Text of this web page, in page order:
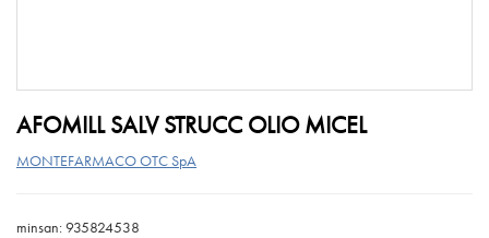
AFOMILL SALV STRUCC OLIO MICEL
MONTEFARMACO OTC SpA
minsan: 935824538